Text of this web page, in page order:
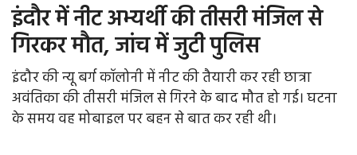
Office Office
Farm & Food
इंदौर में नीट अभ्यर्थी की तीसरी मंजिल से
गिरकर मौत, जांच में जुटी पुलिस
इंदौर की न्यू बर्ग कॉलोनी में नीट की तैयारी कर रही छात्रा
अवंतिका की तीसरी मंजिल से गिरने के बाद मौत हो गई। घटना
के समय वह मोबाइल पर बहन से बात कर रही थी।